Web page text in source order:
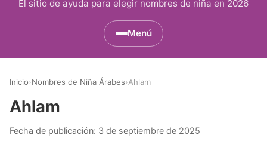
El sitio de ayuda para elegir nombres de niña en 2026
Menú
Inicio›Nombres de Niña Árabes›Ahlam
Ahlam
Fecha de publicación: 3 de septiembre de 2025